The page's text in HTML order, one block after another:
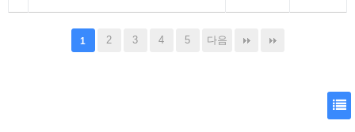
1 2 3 4 5 다음